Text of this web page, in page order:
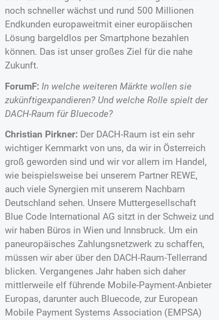
noch schneller wächst und rund 500 Millionen
Endkunden europaweitmit einer europäischen
Lösung bargeldlos per Smartphone bezahlen
können. Das ist unser großes Ziel für die nahe
Zukunft.
ForumF: In welche weiteren Märkte wollen sie
zukünftigexpandieren? Und welche Rolle spielt der
DACH-Raum für Bluecode?
Christian Pirkner: Der DACH-Raum ist ein sehr
wichtiger Kernmarkt von uns, da wir in Österreich
groß geworden sind und wir vor allem im Handel,
wie beispielsweise bei unserem Partner REWE,
auch viele Synergien mit unserem Nachbarn
Deutschland sehen. Unsere Muttergesellschaft
Blue Code International AG sitzt in der Schweiz und
wir haben Büros in Wien und Innsbruck. Um ein
paneuropäisches Zahlungsnetzwerk zu schaffen,
müssen wir aber über den DACH-Raum-Tellerrand
blicken. Vergangenes Jahr haben sich daher
mittlerweile elf führende Mobile-Payment-Anbieter
Europas, darunter auch Bluecode, zur European
Mobile Payment Systems Association (EMPSA)